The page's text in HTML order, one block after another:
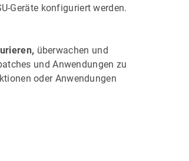
Geräte konfiguriert werden.
überwachen und
und Anwendungen zu
oder Anwendungen